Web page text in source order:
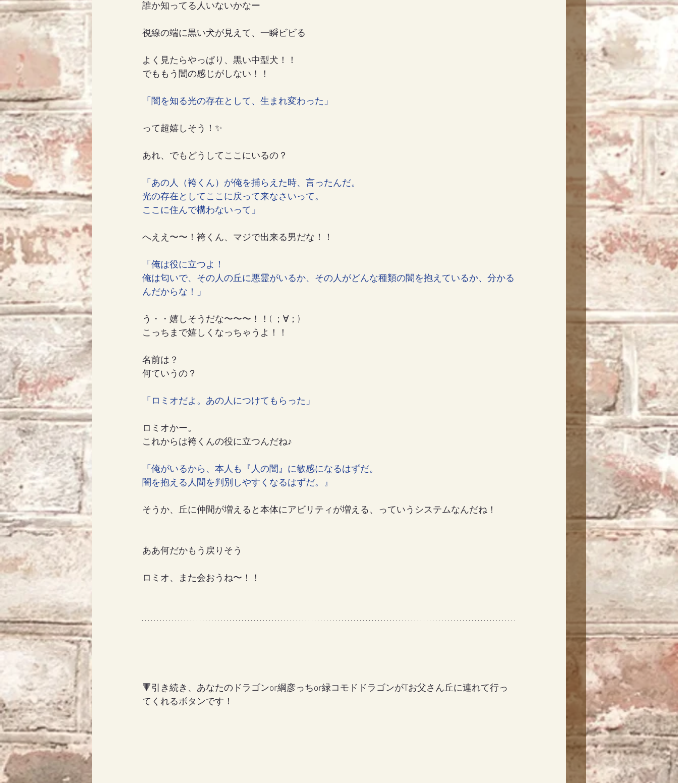
誰か知ってる人いないかなー
視線の端に黒い犬が見えて、一瞬ビビる
よく見たらやっぱり、黒い中型犬！！
でももう闇の感じがしない！！
「闇を知る光の存在として、生まれ変わった」
って超嬉しそう！✨
あれ、でもどうしてここにいるの？
「あの人（袴くん）が俺を捕らえた時、言ったんだ。
光の存在としてここに戻って来なさいって。
ここに住んで構わないって」
へええ〜〜！袴くん、マジで出来る男だな！！
「俺は役に立つよ！
俺は匂いで、その人の丘に悪霊がいるか、その人がどんな種類の闇を抱えているか、分かる
んだからな！」
う・・嬉しそうだな〜〜〜！！( ；∀；)
こっちまで嬉しくなっちゃうよ！！
名前は？
何ていうの？
「ロミオだよ。あの人につけてもらった」
ロミオかー。
これからは袴くんの役に立つんだね♪
「俺がいるから、本人も『人の闇』に敏感になるはずだ。
闇を抱える人間を判別しやすくなるはずだ。』
そうか、丘に仲間が増えると本体にアビリティが増える、っていうシステムなんだね！
ああ何だかもう戻りそう
ロミオ、また会おうね〜！！
🔻引き続き、あなたのドラゴンor綱彦っちor緑コモドドラゴンがTお父さん丘に連れて行っ
てくれるボタンです！